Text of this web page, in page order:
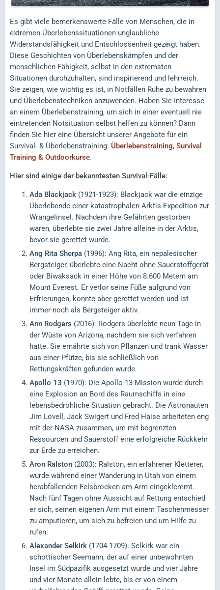
Es gibt viele bemerkenswerte Fälle von Menschen, die in
extremen Überlebenssituationen unglaubliche
Widerstandsfähigkeit und Entschlossenheit gezeigt haben.
Diese Geschichten von Überlebenskämpfen und der
menschlichen Fähigkeit, selbst in den extremsten
Situationen durchzuhalten, sind inspirierend und lehrreich.
Sie zeigen, wie wichtig es ist, in Notfällen Ruhe zu bewahren
und Überlebenstechniken anzuwenden. Haben Sie Interesse
an einem Überlebenstraining, um sich in einer eventuell nie
eintretenden Notsituation selbst helfen zu können? Dann
finden Sie hier eine Übersicht unserer Angebote für ein
Survival- & Überlebenstraining: Überlebenstraining, Survival
Training & Outdoorkurse.
Hier sind einige der bekanntesten Survival-Fälle:
Ada Blackjack (1921-1923): Blackjack war die einzige
Überlebende einer katastrophalen Arktis-Expedition zur
Wrangelinsel. Nachdem ihre Gefährten gestorben
waren, überlebte sie zwei Jahre alleine in der Arktis,
bevor sie gerettet wurde.
Ang Rita Sherpa (1996): Ang Rita, ein nepalesischer
Bergsteiger, überlebte eine Nacht ohne Sauerstoffgerät
oder Biwaksack in einer Höhe von 8.600 Metern am
Mount Everest. Er verlor seine Füße aufgrund von
Erfrierungen, konnte aber gerettet werden und ist
immer noch als Bergsteiger aktiv.
Ann Rodgers (2016): Rodgers überlebte neun Tage in
der Wüste von Arizona, nachdem sie sich verfahren
hatte. Sie ernährte sich von Pflanzen und trank Wasser
aus einer Pfütze, bis sie schließlich von
Rettungskräften gefunden wurde.
Apollo 13 (1970): Die Apollo-13-Mission wurde durch
eine Explosion an Bord des Raumschiffs in eine
lebensbedrohliche Situation gebracht. Die Astronauten
Jim Lovell, Jack Swigert und Fred Haise arbeiteten eng
mit der NASA zusammen, um mit begrenzten
Ressourcen und Sauerstoff eine erfolgreiche Rückkehr
zur Erde zu erreichen.
Aron Ralston (2003): Ralston, ein erfahrener Kletterer,
wurde während einer Wanderung in Utah von einem
herabfallenden Felsbrocken am Arm eingeklemmt.
Nach fünf Tagen ohne Aussicht auf Rettung entschied
er sich, seinen eigenen Arm mit einem Taschenmesser
zu amputieren, um sich zu befreien und um Hilfe zu
rufen.
Alexander Selkirk (1704-1709): Selkirk war ein
schottischer Seemann, der auf einer unbewohnten
Insel im Südpazifik ausgesetzt wurde und vier Jahre
und vier Monate allein lebte, bis er von einem